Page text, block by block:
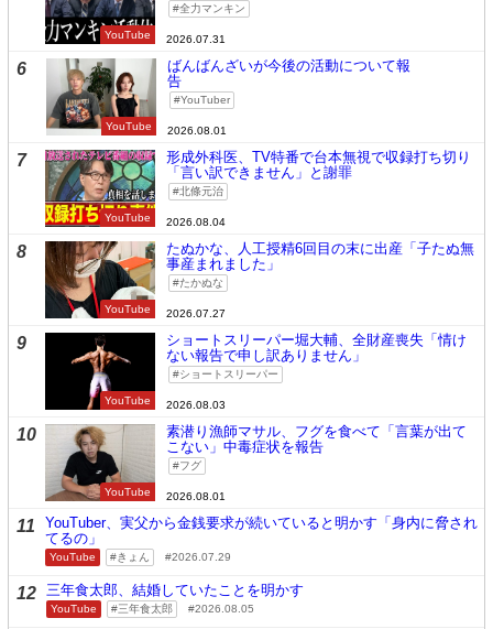
YouTube
全力マンキン
2026.07.31
6
YouTube
ばんばんざいが今後の活動について報
告
YouTuber
2026.08.01
7
YouTube
形成外科医、TV特番で台本無視で収録打ち切り
「言い訳できません」と謝罪
北條元治
2026.08.04
8
YouTube
たぬかな、人工授精6回目の末に出産「子たぬ無
事産まれました」
たかぬな
2026.07.27
9
YouTube
ショートスリーパー堀大輔、全財産喪失「情け
ない報告で申し訳ありません」
ショートスリーパー
2026.08.03
10
YouTube
素潜り漁師マサル、フグを食べて「言葉が出て
こない」中毒症状を報告
フグ
2026.08.01
11
YouTuber、実父から金銭要求が続いていると明かす「身内に脅され
てるの」
YouTube きょん 2026.07.29
12 三年食太郎、結婚していたことを明かす
YouTube 三年食太郎 2026.08.05